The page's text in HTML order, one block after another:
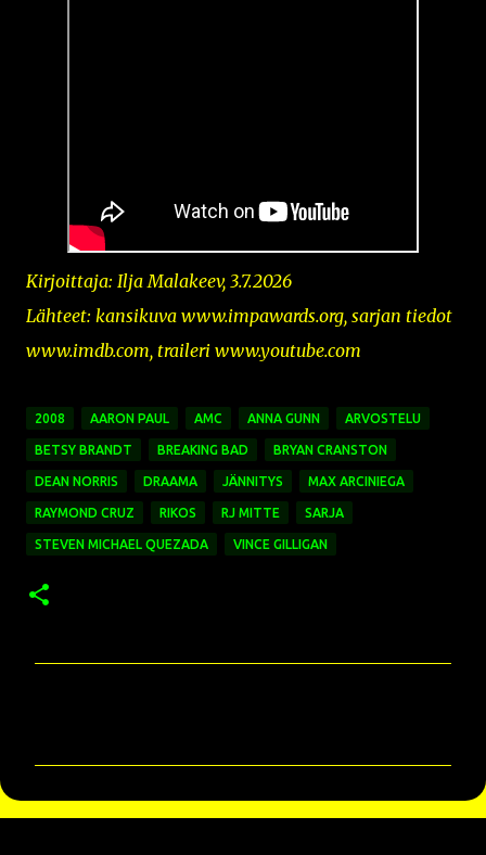
Kirjoittaja: Ilja Malakeev, 3.7.2026
Lähteet: kansikuva www.impawards.org, sarjan tiedot
www.imdb.com, traileri www.youtube.com
2008 AARON PAUL AMC ANNA GUNN ARVOSTELU
BETSY BRANDT BREAKING BAD BRYAN CRANSTON
DEAN NORRIS DRAAMA JÄNNITYS MAX ARCINIEGA
RAYMOND CRUZ RIKOS RJ MITTE SARJA
STEVEN MICHAEL QUEZADA VINCE GILLIGAN
e